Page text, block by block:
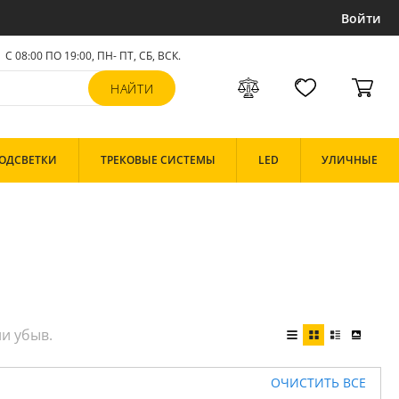
Войти
С 08:00 ПО 19:00, ПН- ПТ,СБ, ВСК.
ТРЕКОВЫЕ СИСТЕМЫ LED УЛИЧНЫЕ
ОЧИСТИТЬ ВСЕ